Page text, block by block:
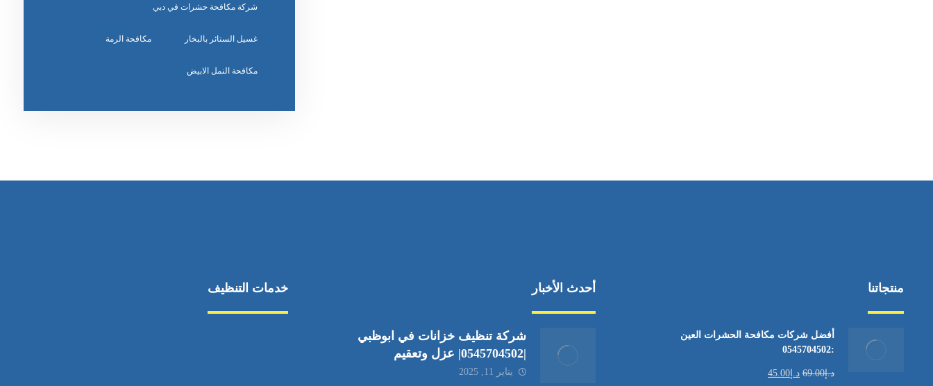
شركة مكافحة حشرات في دبي
غسيل الستائر بالبخار مكافحة الرمة
مكافحة النمل الابيض
منتجاتنا
أفضل شركات مكافحة الحشرات العين
:0545704502
د.إ69.00 د.إ 45.00
أحدث الأخبار
شركة تنظيف خزانات في ابوظبي
|0545704502| عزل وتعقيم
يناير 11, 2025
خدمات التنظيف